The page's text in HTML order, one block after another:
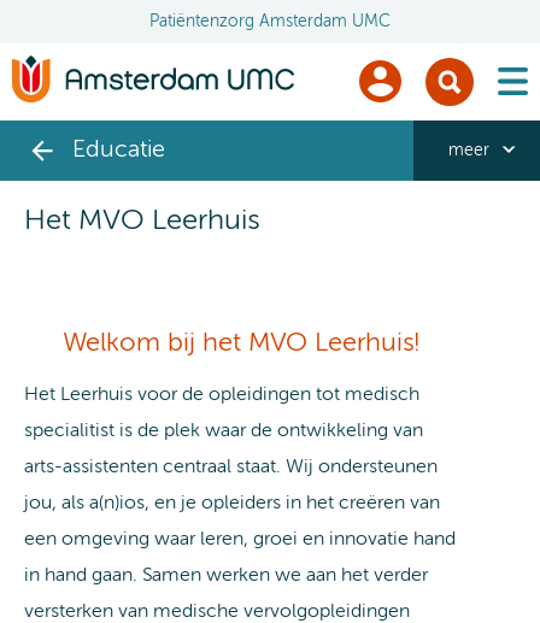
Patiëntenzorg Amsterdam UMC
Educatie
Het MVO Leerhuis
meer
Welkom bij het MVO Leerhuis!
Het Leerhuis voor de opleidingen tot medisch
specialitist is de plek waar de ontwikkeling van
arts-assistenten centraal staat. Wij ondersteunen
jou, als a(n)ios, en je opleiders in het creëren van
een omgeving waar leren, groei en innovatie hand
in hand gaan. Samen werken we aan het verder
versterken van medische vervolgopleidingen